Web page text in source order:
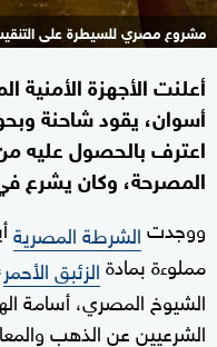
مشروع مصري للسيطرة على
أعلنت الأجهزة
اعترف بالحصول عليه
المصرحة، وكان يشرع
ووجدتالشرطة المصرية
مملوءة بمادةالزئبق الأحمر
الشيوخ المصري، أسامة
الشرعيين عن الذهب